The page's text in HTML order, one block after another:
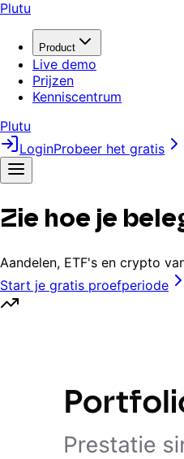
Plutu
Product
Live demo
Prijzen
Kenniscentrum
Plutu
LoginProbeer het gratis
Zie hoe je
Aandelen, ETF's en crypto
Start je gratis proefperiode